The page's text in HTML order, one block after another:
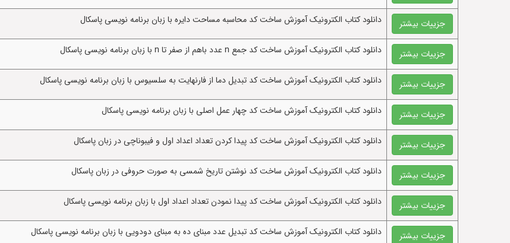
جزییات بیشتر دانلود کتاب الکترونيک آموزش ساخت کد محاسبه مساحت دایره با زبان برنامه نویسی پاسکال
جزییات بیشتر دانلود کتاب الکترونيک آموزش ساخت کد جمع n عدد باهم از صفر تا n با زبان برنامه نویسی پاسکال
جزییات بیشتر دانلود کتاب الکترونيک آموزش ساخت کد تبدیل دما از فارنهایت به سلسیوس با زبان برنامه نویسی پاسکال
جزییات بیشتر دانلود کتاب الکترونيک آموزش ساخت کد چهار عمل اصلی با زبان برنامه نویسی پاسکال
جزییات بیشتر دانلود کتاب الکترونيک آموزش ساخت کد پیدا کردن تعداد اعداد اول و فیبوناچی در زبان پاسکال
جزییات بیشتر دانلود کتاب الکترونيک آموزش ساخت کد نوشتن تاریخ شمسی به صورت حروفی در زبان پاسکال
جزییات بیشتر دانلود کتاب الکترونيک آموزش ساخت کد پیدا نمودن تعداد اعداد اول با زبان برنامه نویسی پاسکال
جزییات بیشتر دانلود کتاب الکترونيک آموزش ساخت کد تبدیل عدد مبنای ده به مبنای دودویی با زبان برنامه نویسی پاسکال